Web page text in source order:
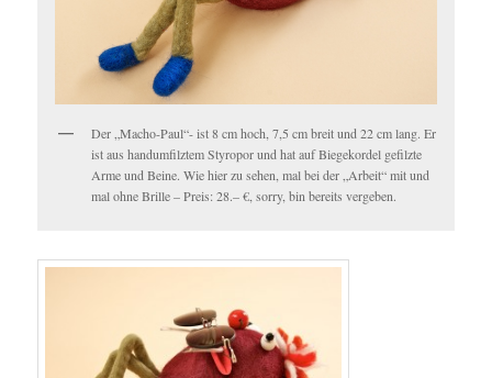
Der „Macho-Paul“- ist 8 cm hoch, 7,5 cm breit und 22 cm lang. Er
ist aus handumfilztem Styropor und hat auf Biegekordel gefilzte
Arme und Beine. Wie hier zu sehen, mal bei der „Arbeit“ mit und
mal ohne Brille – Preis: 28.– €, sorry, bin bereits vergeben.